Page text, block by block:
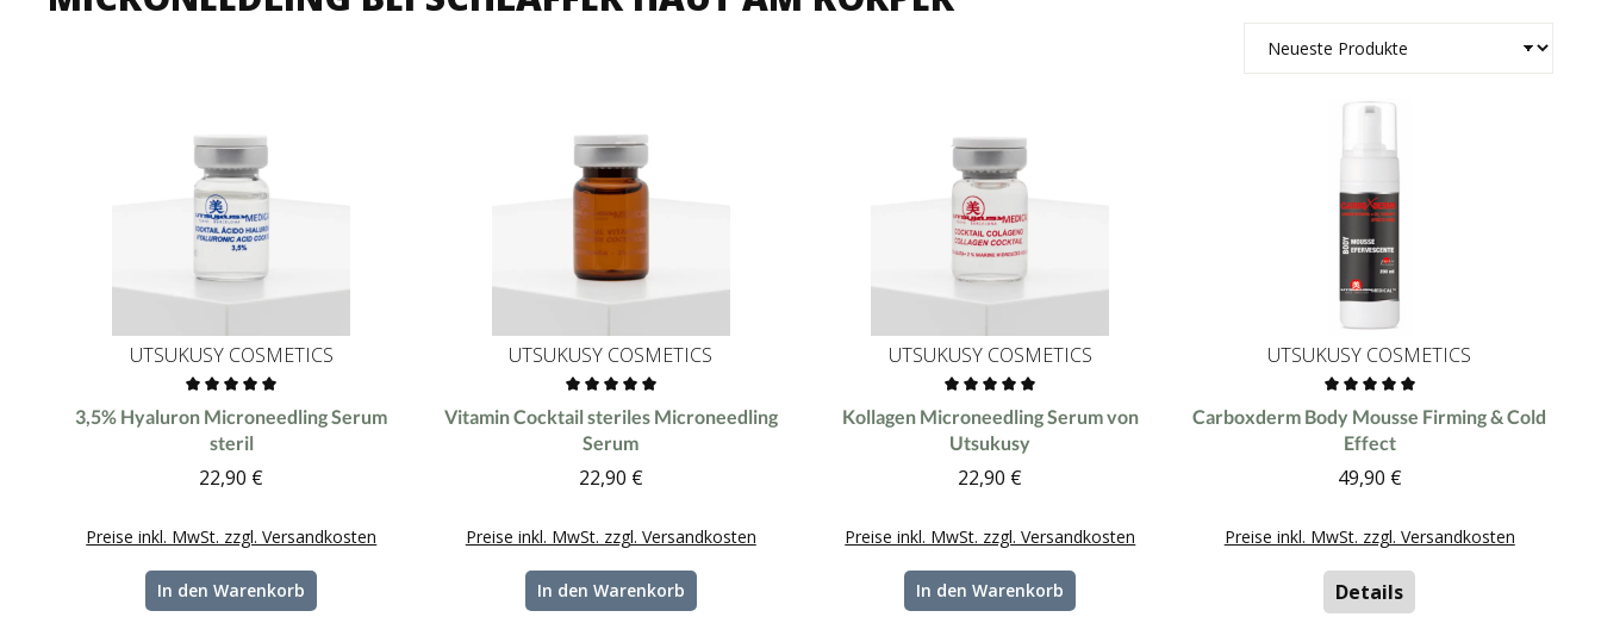
UTSUKUSY COSMETICS
Durchschnittliche Bewertung von 0 von 5 Sternen
3,5% Hyaluron Microneedling Serum
steril
Regulärer Preis:
22,90 €
Preise inkl. MwSt. zzgl. Versandkosten
In den Warenkorb
UTSUKUSY COSMETICS
Durchschnittliche Bewertung von 0 von 5 Sternen
Vitamin Cocktail steriles Microneedling
Serum
Regulärer Preis:
22,90 €
Preise inkl. MwSt. zzgl. Versandkosten
In den Warenkorb
UTSUKUSY COSMETICS
Durchschnittliche Bewertung von 0 von 5 Sternen
Kollagen Microneedling Serum von
Utsukusy
Regulärer Preis:
22,90 €
Preise inkl. MwSt. zzgl. Versandkosten
In den Warenkorb
UTSUKUSY COSMETICS
Durchschnittliche Bewertung von 0 von 5
Carboxderm Body Mousse Firming & Cold
Effect
Regulärer Preis:
49,90 €
Preise inkl. MwSt. zzgl. Versandkosten
Details